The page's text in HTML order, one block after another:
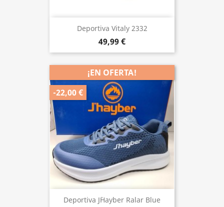
Deportiva Vitaly 2332
49,99 €
Deportiva J`Hayber Ralar Blue
¡EN OFERTA!
-22,00 €